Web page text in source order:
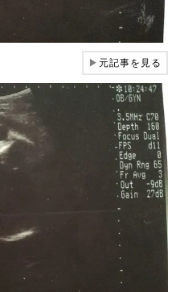
▶元記事を見る